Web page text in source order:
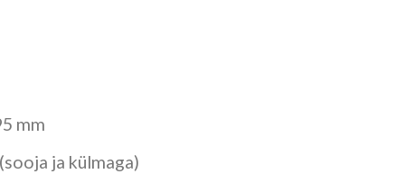
mm
ja külmaga)